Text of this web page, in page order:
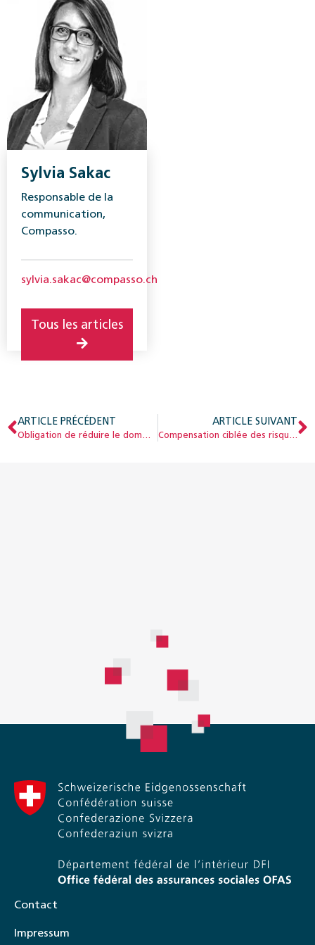
Sylvia Sakac
Responsable de la
communication,
Compasso.
sylvia.sakac@compasso.ch
Tous les articles
ARTICLE PRÉCÉDENT
Obligation de réduire le dommage : la pratique des offices AI
ARTICLE SUIVANT
Compensation ciblée des risques des caisses-maladie
Contact
Impressum